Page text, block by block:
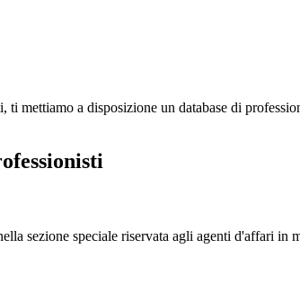
mettiamo a disposizione un database di
sezione speciale riservata agli agenti d'affari